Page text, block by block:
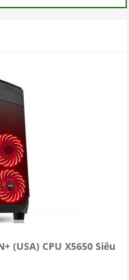
(USA) CPU X5650 Siêu